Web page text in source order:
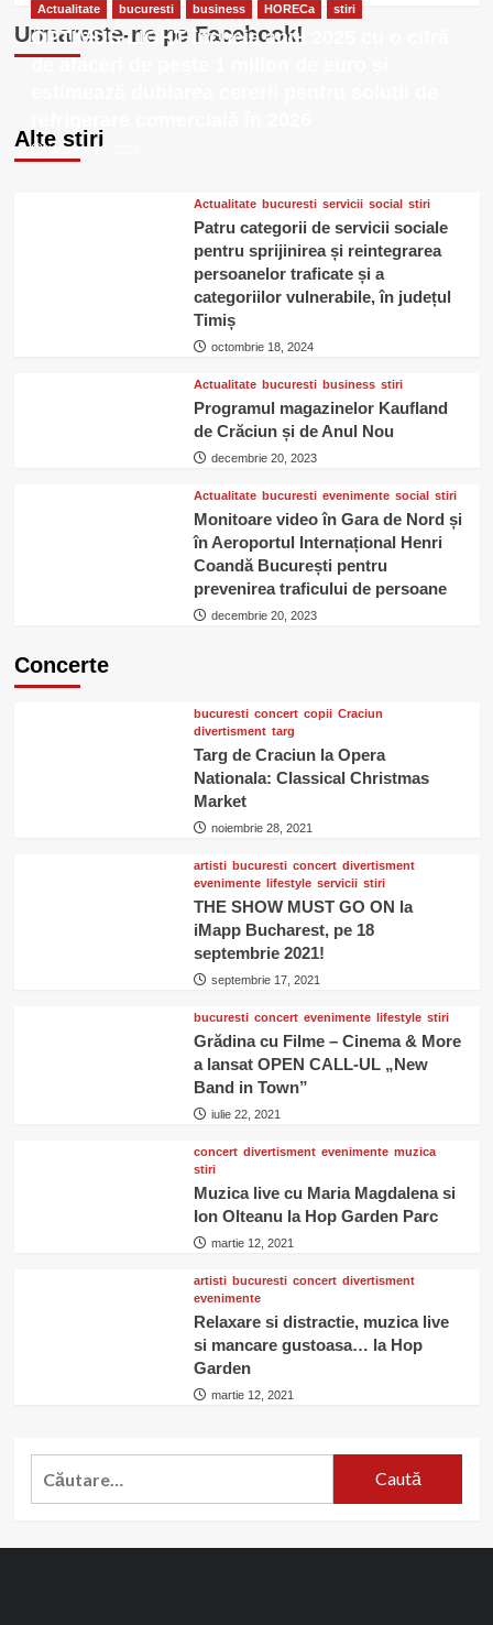
multe
despre
Urmareste-ne pe Facebook!
Alte stiri
Actualitate bucuresti business HORECa stiri
OPTIMUS LIGHT încheie anul 2025 cu o cifră
de afaceri de peste 1 milion de euro și
ianuarie 23, 2026
Actualitate bucuresti servicii social stiri
Patru categorii de servicii sociale
pentru sprijinirea și reintegrarea
persoanelor traficate și a
categoriilor vulnerabile, în județul
Timiș
octombrie 18, 2024
Actualitate bucuresti business stiri
Programul magazinelor Kaufland
de Crăciun și de Anul Nou
decembrie 20, 2023
Actualitate bucuresti evenimente social stiri
Monitoare video în Gara de Nord și
în Aeroportul Internațional Henri
Coandă București pentru
prevenirea traficului de persoane
decembrie 20, 2023
Concerte
bucuresti concert copii Craciun
divertisment targ
Targ de Craciun la Opera
Nationala: Classical Christmas
Market
noiembrie 28, 2021
artisti bucuresti concert divertisment
evenimente lifestyle servicii stiri
THE SHOW MUST GO ON la
iMapp Bucharest, pe 18
septembrie 2021!
septembrie 17, 2021
bucuresti concert evenimente lifestyle stiri
Grădina cu Filme – Cinema & More
a lansat OPEN CALL-UL „New
Band in Town”
iulie 22, 2021
concert divertisment evenimente muzica
stiri
Muzica live cu Maria Magdalena si
Ion Olteanu la Hop Garden Parc
martie 12, 2021
artisti bucuresti concert divertisment
evenimente
Relaxare si distractie, muzica live
si mancare gustoasa… la Hop
Garden
martie 12, 2021